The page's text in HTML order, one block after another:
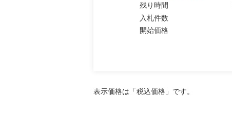
残り時間
入札件数
開始価格
表示価格は「税込価格」です。